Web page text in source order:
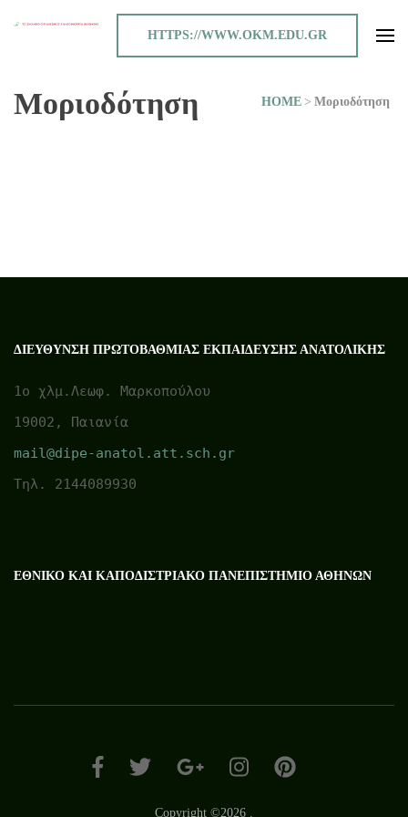
TO ΣΧΟΛΕΙΟ ΟΡΓΑΝΙΣΜΟΣ ΚΑΙ ΚΟΙΝΟΤΗΤΑ ΜΑΘΗΣΗΣ
HTTPS://WWW.OKM.EDU.GR
Μοριοδότηση HOME > Μοριοδότηση
ΔΙΕΎΘΥΝΣΗ ΠΡΩΤΟΒΆΘΜΙΑΣ ΕΚΠΑΊΔΕΥΣΗΣ ΑΝΑΤΟΛΙΚΉΣ
1ο χλμ.Λεωφ. Μαρκοπούλου
19002, Παιανία
mail@dipe-anatol.att.sch.gr
Τηλ. 2144089930
ΕΘΝΙΚΌ ΚΑΙ ΚΑΠΟΔΙΣΤΡΙΑΚΌ ΠΑΝΕΠΙΣΤΉΜΙΟ ΑΘΗΝΏΝ
Copyright ©2026